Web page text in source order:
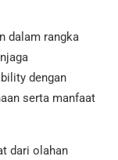
dalam rangka
dengan
serta manfaat
dari olahan